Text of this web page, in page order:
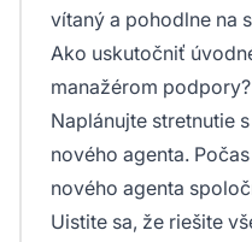
vítaný a pohodlne na
Ako uskutočniť
manažérom podpory?
Naplánujte stretnutie
nového agenta.
nového agenta
Uistite sa, že riešite